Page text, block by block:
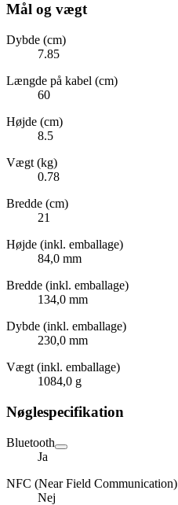
Mål og vægt
Dybde (cm)
7.85
Længde på kabel (cm)
60
Højde (cm)
8.5
Vægt (kg)
0.78
Bredde (cm)
21
Højde (inkl. emballage)
84,0 mm
Bredde (inkl. emballage)
134,0 mm
Dybde (inkl. emballage)
230,0 mm
Vægt (inkl. emballage)
1084,0 g
Nøglespecifikation
Bluetooth
Ja
NFC (Near Field Communication)
Nej